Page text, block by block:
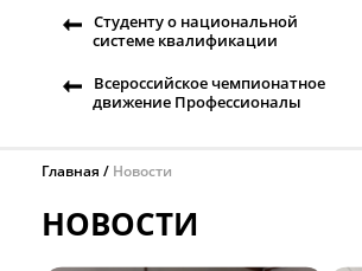
Студенту о национальной
системе квалификации
Всероссийское чемпионатное
движение Профессионалы
Главная Новости
НОВОСТИ